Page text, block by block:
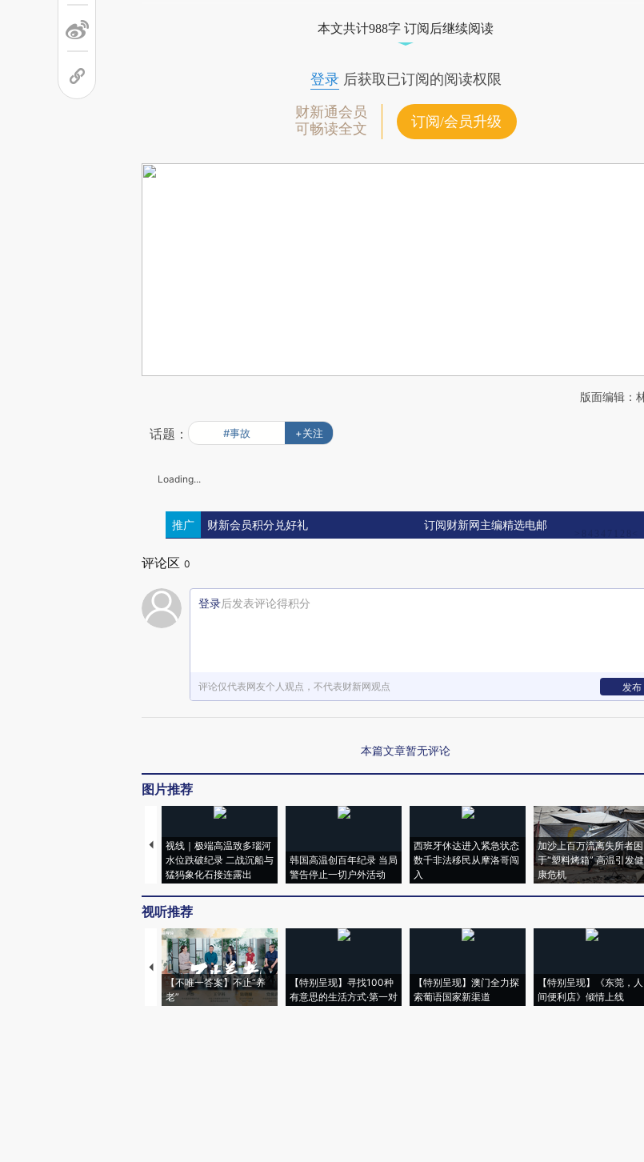
本文共计988字 订阅后继续阅读
登录后获取已订阅的阅读权限
财新通会员
可畅读全文
订阅/会员升级
版面编辑：
话题： #事故 +关注
Loading...
推广 财新会员积分兑好礼 订阅财新网主编精选电邮
评论区 0
登录后发表评论得积分
评论仅代表网友个人观点，不代表财新网观点 发布
本篇文章暂无评论
图片推荐
视线｜极端高温致多瑙河
水位跌破纪录 二战沉船与
猛犸象化石接连露出
韩国高温创百年纪录 当局
警告停止一切户外活动
西班牙休达进入紧急状态
数千非法移民从摩洛哥闯
入
加沙上百万流离失所者困
于“塑料烤箱” 高温引发健
康危机
视听推荐
【不唯一答案】不止“养
老”
【特别呈现】寻找100种
有意思的生活方式·第一对
【特别呈现】澳门全力探
索葡语国家新渠道
【特别呈现】《东莞，人
间便利店》倾情上线